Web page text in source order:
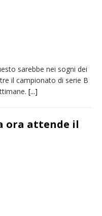
sarebbe nei sogni dei
il campionato di serie B
[...]
ora attende il